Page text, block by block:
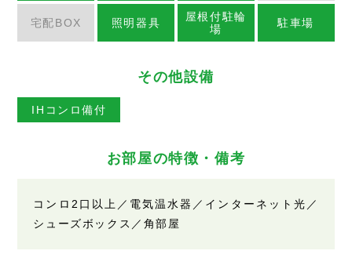
宅配BOX 照明器具
屋根付駐輪
場
駐車場
その他設備
IHコンロ備付
お部屋の特徴・備考
コンロ2口以上／電気温水器／インターネット光／
シューズボックス／角部屋